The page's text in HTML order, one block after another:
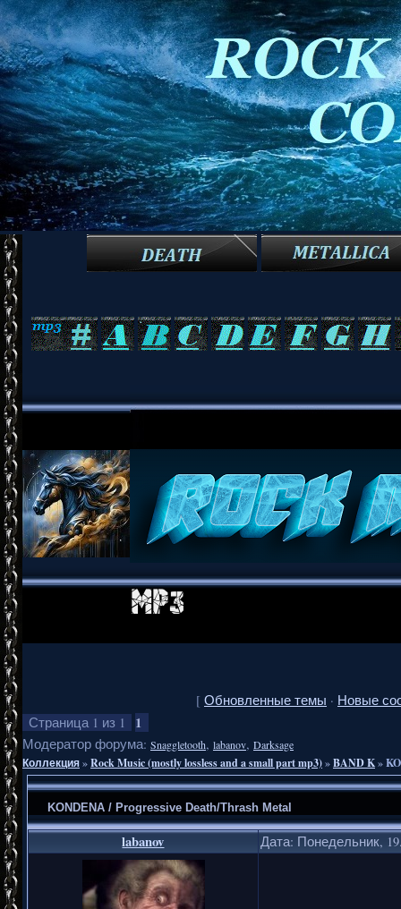
[ Обновленные темы · Новые
Страница 1 из 1 1
Модератор форума: Snaggletooth, labanov, Darksage
Коллекция»Rock Music (mostly lossless and a small part mp3)»BAND K»
KONDENA / Progressive Death/Thrash Metal
labanov Дата: Понедельник,